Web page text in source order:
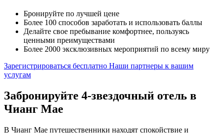
Бронируйте по лучшей цене
Более 100 способов заработать и использовать баллы
Делайте свое пребывание комфортнее, пользуясь
ценными преимуществами
Более 2000 эксклюзивных мероприятий по всему миру
Зарегистрироваться бесплатно Наши партнеры к вашим
услугам
Забронируйте 4-звездочный отель в
Чианг Мае
В Чианг Мае путешественники находят спокойствие и